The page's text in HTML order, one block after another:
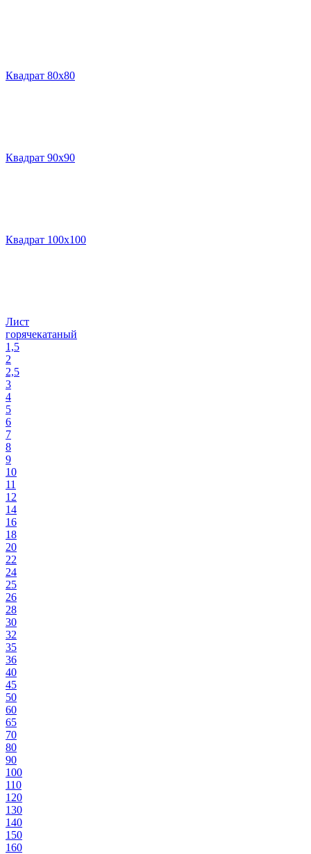
Квадрат 80х80
Квадрат 90х90
Квадрат 100х100
Лист
горячекатаный
1,5
2
2,5
3
4
5
6
7
8
9
10
11
12
14
16
18
20
22
24
25
26
28
30
32
35
36
40
45
50
60
65
70
80
90
100
110
120
130
140
150
160